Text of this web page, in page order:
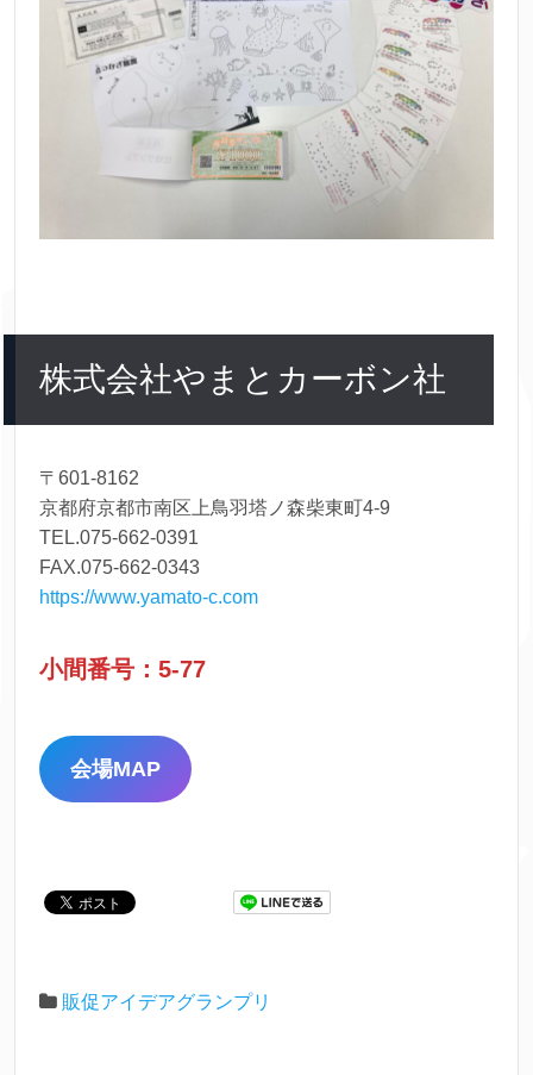
株式会社やまとカーボン社
〒601-8162
京都府京都市南区上鳥羽塔ノ森柴東町4-9
TEL.075-662-0391
FAX.075-662-0343
https://www.yamato-c.com
小間番号：5-77
会場MAP
販促アイデアグランプリ